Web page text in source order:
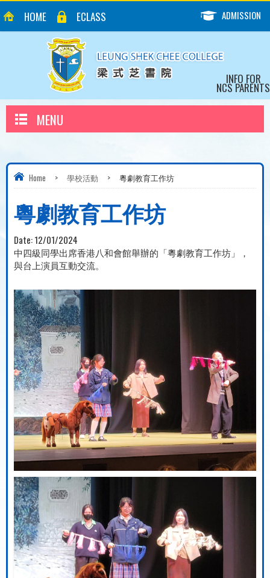
HOME ECLASS ADMISSION
INFO FOR
NCS PARENTS
MENU
Home > 學校活動 > 粵劇教育工作坊
粵劇教育工作坊
Date:12/01/2024
中四級同學出席香港八和會館舉辦的「粵劇教育工作坊」，
與台上演員互動交流。